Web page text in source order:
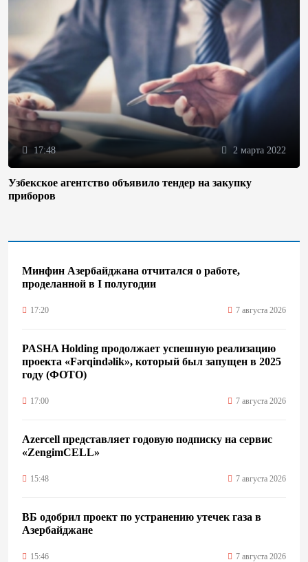
17:48 2 марта 2022
Узбекское агентство объявило тендер на закупку
приборов
Минфин Азербайджана отчитался о работе,
проделанной в I полугодии
17:20 7 августа 2026
PASHA Holding продолжает успешную реализацию
проекта «Fərqindəlik», который был запущен в 2025
году (ФОТО)
17:00 7 августа 2026
Azercell представляет годовую подписку на сервис
«ZengimCELL»
15:48 7 августа 2026
ВБ одобрил проект по устранению утечек газа в
Азербайджане
15:46 7 августа 2026